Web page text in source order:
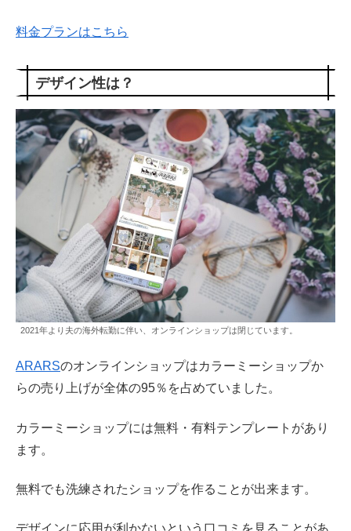
料金プランはこちら
デザイン性は？
2021年より夫の海外転勤に伴い、オンラインショップは閉じています。
ARARSのオンラインショップはカラーミーショップか
らの売り上げが全体の95％を占めていました。
カラーミーショップには無料・有料テンプレートがあり
ます。
無料でも洗練されたショップを作ることが出来ます。